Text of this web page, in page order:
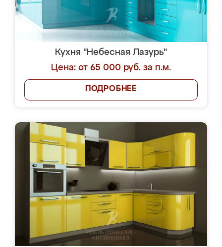
Кухня "Небесная Лазурь"
Цена: от 65 000 руб. за п.м.
ПОДРОБНЕЕ